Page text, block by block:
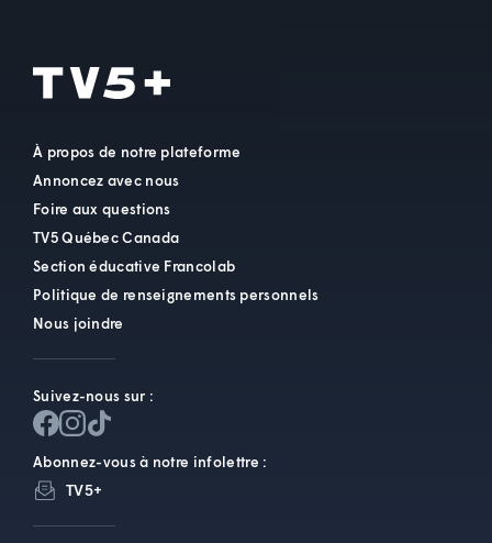
À propos de notre plateforme
Annoncez avec nous
Foire aux questions
TV5 Québec Canada
Section éducative Francolab
Politique de renseignements personnels
Nous joindre
Suivez-nous sur :
Abonnez-vous à notre infolettre :
TV5+